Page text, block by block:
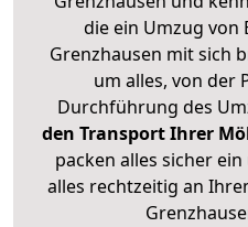
die ein Umzug von
Grenzhausen mit sich
um alles, von der
Durchführung des
den Transport Ihrer
packen alles sicher
alles rechtzeitig an